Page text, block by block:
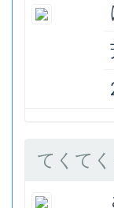
てくて